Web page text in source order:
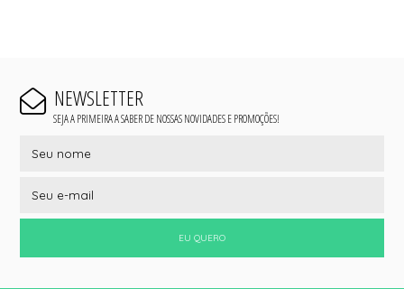
NEWSLETTER
SEJA A PRIMEIRA A SABER DE NOSSAS NOVIDADES E PROMOÇÕES!
EU QUERO